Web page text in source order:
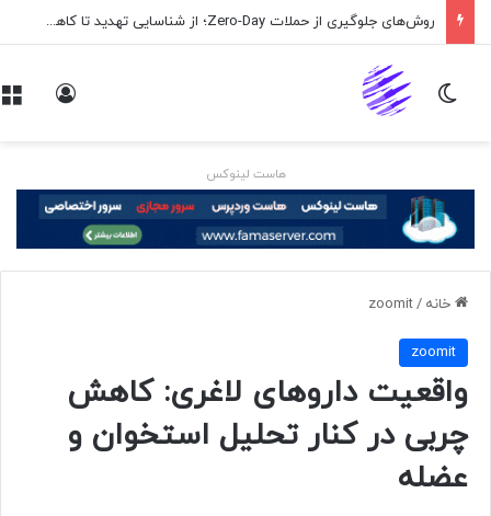
روش‌های جلوگیری از حملات Zero-Day؛ از شناسایی تهدید تا کاهش ریسک
تغییر پوسته
هاست لینوکس
خانه /
zoomit
zoomit
واقعیت داروهای لاغری: کاهش
چربی در کنار تحلیل استخوان و
عضله